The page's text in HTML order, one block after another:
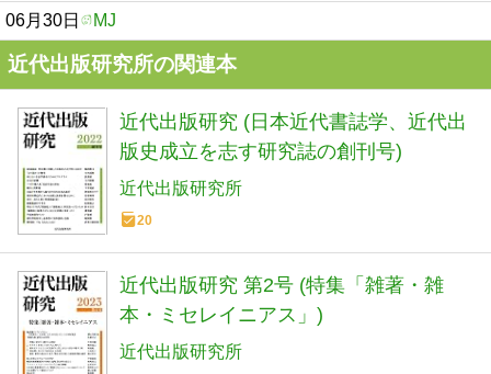
06月30日 MJ
近代出版研究所の関連本
近代出版研究 (日本近代書誌学、近代出
版史成立を志す研究誌の創刊号)
近代出版研究所
20
近代出版研究 第2号 (特集「雑著・雑
本・ミセレイニアス」)
近代出版研究所